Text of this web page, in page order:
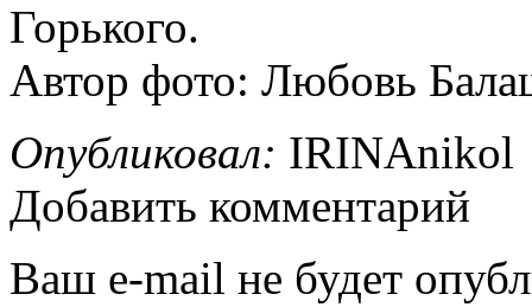
Горького.
Автор фото: Любовь
Опубликовал: IRINAnikol
Добавить комментарий
Ваш e-mail не будет